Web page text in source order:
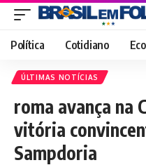
Política Cotidiano
ÚLTIMAS NOTÍCIAS
roma avança na
vitória
Sampdoria